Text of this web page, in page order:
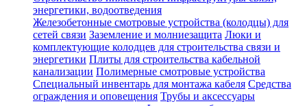
энергетики, водоотведения
Железобетонные смотровые устройства (колодцы) для
сетей связи Заземление и молниезащита Люки и
комплектующие колодцев для строительства связи и
энергетики Плиты для строительства кабельной
канализации Полимерные смотровые устройства
Специальный инвентарь для монтажа кабеля Средства
ограждения и оповещения Трубы и аксессуары